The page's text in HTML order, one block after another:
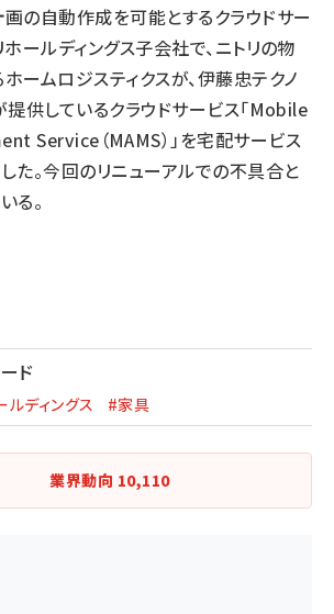
の自動作成を可能とするクラウドサー
ホールディングス子会社で、ニトリの物
ームロジスティクスが、伊藤忠テクノ
提供しているクラウドサービス「Mobile
Service（MAMS）」を宅配サービス
た。今回のリニューアルでの不具合と
る。
ド
ルディングス #家具
業界動向 10,110